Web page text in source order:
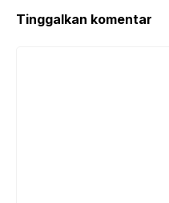
Tinggalkan komentar